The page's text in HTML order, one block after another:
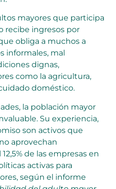
mayores que participa
recibe ingresos por
obliga a muchos a
informales, mal
dignas,
como la agricultura,
doméstico.
la población mayor
Su experiencia,
son activos que
aprovechan
de las empresas en
activas para
según el informe